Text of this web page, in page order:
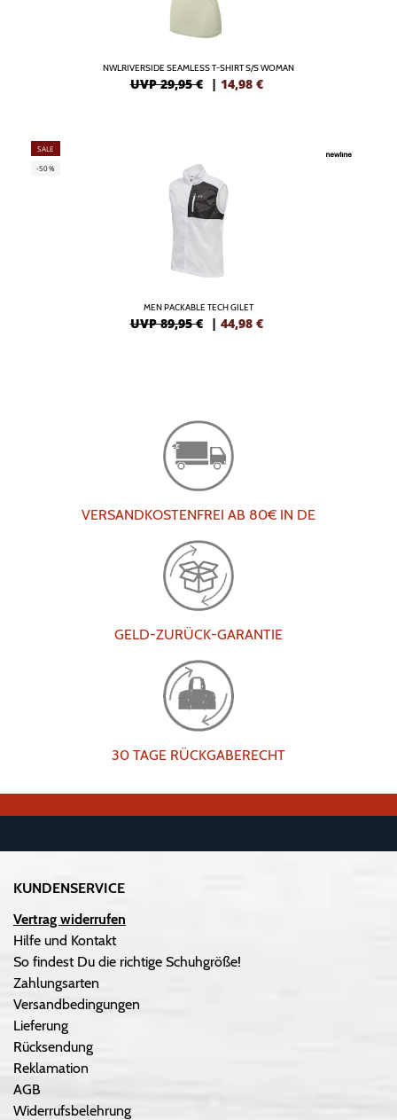
NWLRIVERSIDE SEAMLESS T-SHIRT S/S WOMAN
UVP 29,95 € | 14,98 €
SALE
-50%
MEN PACKABLE TECH GILET
UVP 89,95 € | 44,98 €
VERSANDKOSTENFREI AB 80€ IN DE
GELD-ZURÜCK-GARANTIE
30 TAGE RÜCKGABERECHT
KUNDENSERVICE
Vertrag widerrufen
Hilfe und Kontakt
So findest Du die richtige Schuhgröße!
Zahlungsarten
Versandbedingungen
Lieferung
Rücksendung
Reklamation
AGB
Widerrufsbelehrung